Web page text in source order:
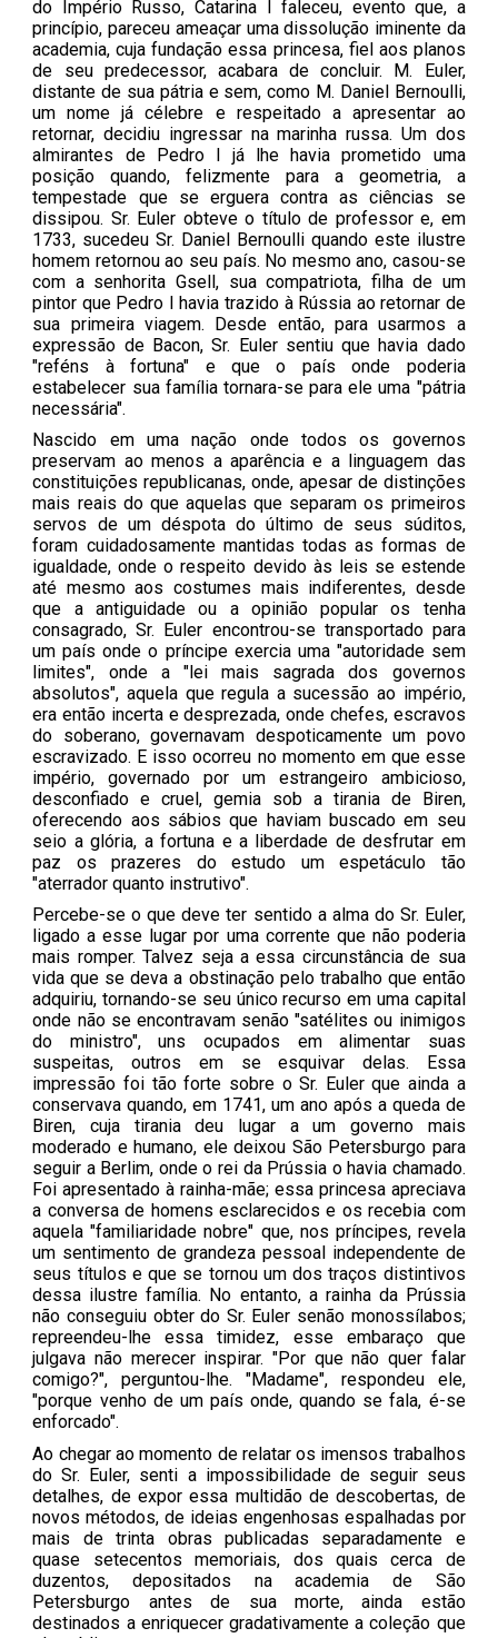
do Império Russo, Catarina I faleceu, evento que, a
princípio, pareceu ameaçar uma dissolução iminente da
academia, cuja fundação essa princesa, fiel aos planos
de seu predecessor, acabara de concluir. M. Euler,
distante de sua pátria e sem, como M. Daniel Bernoulli,
um nome já célebre e respeitado a apresentar ao
retornar, decidiu ingressar na marinha russa. Um dos
almirantes de Pedro I já lhe havia prometido uma
posição quando, felizmente para a geometria, a
tempestade que se erguera contra as ciências se
dissipou. Sr. Euler obteve o título de professor e, em
1733, sucedeu Sr. Daniel Bernoulli quando este ilustre
homem retornou ao seu país. No mesmo ano, casou-se
com a senhorita Gsell, sua compatriota, filha de um
pintor que Pedro I havia trazido à Rússia ao retornar de
sua primeira viagem. Desde então, para usarmos a
expressão de Bacon, Sr. Euler sentiu que havia dado
"reféns à fortuna" e que o país onde poderia
estabelecer sua família tornara-se para ele uma "pátria
necessária".
Nascido em uma nação onde todos os governos
preservam ao menos a aparência e a linguagem das
constituições republicanas, onde, apesar de distinções
mais reais do que aquelas que separam os primeiros
servos de um déspota do último de seus súditos,
foram cuidadosamente mantidas todas as formas de
igualdade, onde o respeito devido às leis se estende
até mesmo aos costumes mais indiferentes, desde
que a antiguidade ou a opinião popular os tenha
consagrado, Sr. Euler encontrou-se transportado para
um país onde o príncipe exercia uma "autoridade sem
limites", onde a "lei mais sagrada dos governos
absolutos", aquela que regula a sucessão ao império,
era então incerta e desprezada, onde chefes, escravos
do soberano, governavam despoticamente um povo
escravizado. E isso ocorreu no momento em que esse
império, governado por um estrangeiro ambicioso,
desconfiado e cruel, gemia sob a tirania de Biren,
oferecendo aos sábios que haviam buscado em seu
seio a glória, a fortuna e a liberdade de desfrutar em
paz os prazeres do estudo um espetáculo tão
"aterrador quanto instrutivo".
Percebe-se o que deve ter sentido a alma do Sr. Euler,
ligado a esse lugar por uma corrente que não poderia
mais romper. Talvez seja a essa circunstância de sua
vida que se deva a obstinação pelo trabalho que então
adquiriu, tornando-se seu único recurso em uma capital
onde não se encontravam senão "satélites ou inimigos
do ministro", uns ocupados em alimentar suas
suspeitas, outros em se esquivar delas. Essa
impressão foi tão forte sobre o Sr. Euler que ainda a
conservava quando, em 1741, um ano após a queda de
Biren, cuja tirania deu lugar a um governo mais
moderado e humano, ele deixou São Petersburgo para
seguir a Berlim, onde o rei da Prússia o havia chamado.
Foi apresentado à rainha-mãe; essa princesa apreciava
a conversa de homens esclarecidos e os recebia com
aquela "familiaridade nobre" que, nos príncipes, revela
um sentimento de grandeza pessoal independente de
seus títulos e que se tornou um dos traços distintivos
dessa ilustre família. No entanto, a rainha da Prússia
não conseguiu obter do Sr. Euler senão monossílabos;
repreendeu-lhe essa timidez, esse embaraço que
julgava não merecer inspirar. "Por que não quer falar
comigo?", perguntou-lhe. "Madame", respondeu ele,
"porque venho de um país onde, quando se fala, é-se
enforcado".
Ao chegar ao momento de relatar os imensos trabalhos
do Sr. Euler, senti a impossibilidade de seguir seus
detalhes, de expor essa multidão de descobertas, de
novos métodos, de ideias engenhosas espalhadas por
mais de trinta obras publicadas separadamente e
quase setecentos memoriais, dos quais cerca de
duzentos, depositados na academia de São
Petersburgo antes de sua morte, ainda estão
destinados a enriquecer gradativamente a coleção que